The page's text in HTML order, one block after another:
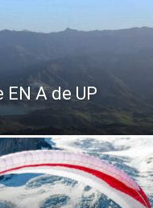
A de UP